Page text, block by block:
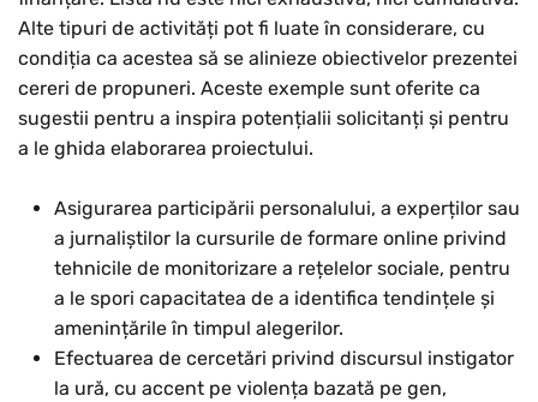
Alte tipuri de activități pot fi luate în considerare, cu
condiția ca acestea să se alinieze obiectivelor prezentei
cereri de propuneri. Aceste exemple sunt oferite ca
sugestii pentru a inspira potențialii solicitanți și pentru
a le ghida elaborarea proiectului.
Asigurarea participării personalului, a experților sau
a jurnaliștilor la cursurile de formare online privind
tehnicile de monitorizare a rețelelor sociale, pentru
a le spori capacitatea de a identifica tendințele și
amenințările în timpul alegerilor.
Efectuarea de cercetări privind discursul instigator
la ură, cu accent pe violența bazată pe gen,